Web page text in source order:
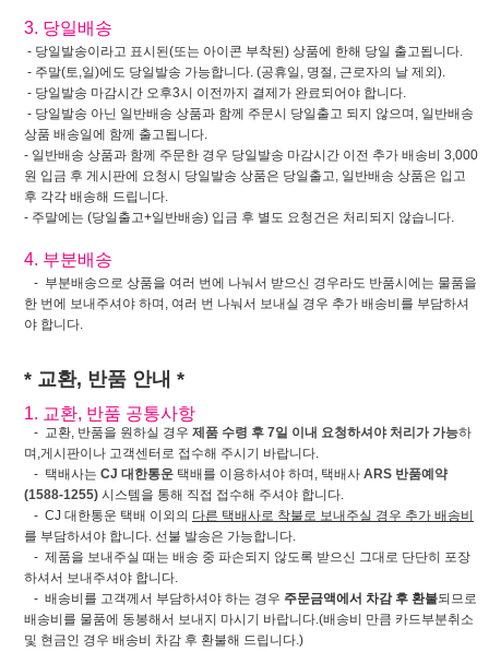
3. 당일배송
- 당일발송이라고 표시된(또는 아이콘 부착된) 상품에 한해 당일 출고됩니다.
- 주말(토,일)에도 당일발송 가능합니다. (공휴일, 명절, 근로자의 날 제외).
- 당일발송 마감시간 오후3시 이전까지 결제가 완료되어야 합니다.
- 당일발송 아닌 일반배송 상품과 함께 주문시 당일출고 되지 않으며, 일반배송
상품 배송일에 함께 출고됩니다.
- 일반배송 상품과 함께 주문한 경우 당일발송 마감시간 이전 추가 배송비 3,000
원 입금 후 게시판에 요청시 당일발송 상품은 당일출고, 일반배송 상품은 입고
후 각각 배송해 드립니다.
- 주말에는 (당일출고+일반배송) 입금 후 별도 요청건은 처리되지 않습니다.
4. 부분배송
- 부분배송으로 상품을 여러 번에 나눠서 받으신 경우라도 반품시에는 물품을
한 번에 보내주셔야 하며, 여러 번 나눠서 보내실 경우 추가 배송비를 부담하셔
야 합니다.
* 교환, 반품 안내 *
1. 교환, 반품 공통사항
- 교환, 반품을 원하실 경우 제품 수령 후 7일 이내 요청하셔야 처리가 가능하
며,게시판이나 고객센터로 접수해 주시기 바랍니다.
- 택배사는 CJ 대한통운 택배를 이용하셔야 하며, 택배사 ARS 반품예약
(1588-1255) 시스템을 통해 직접 접수해 주셔야 합니다.
- CJ 대한통운 택배 이외의 다른 택배사로 착불로 보내주실 경우 추가 배송비
를 부담하셔야 합니다. 선불 발송은 가능합니다.
- 제품을 보내주실 때는 배송 중 파손되지 않도록 받으신 그대로 단단히 포장
하셔서 보내주셔야 합니다.
- 배송비를 고객께서 부담하셔야 하는 경우 주문금액에서 차감 후 환불되므로
배송비를 물품에 동봉해서 보내지 마시기 바랍니다.(배송비 만큼 카드부분취소
및 현금인 경우 배송비 차감 후 환불해 드립니다.)